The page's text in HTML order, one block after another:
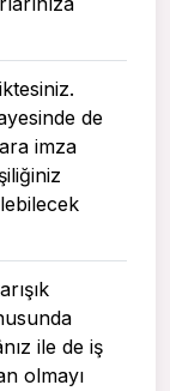
de
imza
ile de iş
olmayı